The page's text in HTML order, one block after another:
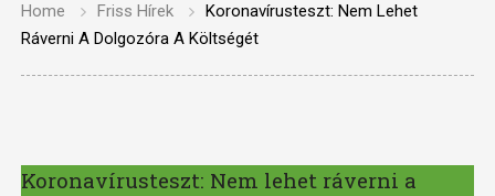
Home Friss Hírek
Koronavírusteszt: Nem Lehet
Ráverni A Dolgozóra A Költségét
Koronavírusteszt: Nem lehet ráverni a